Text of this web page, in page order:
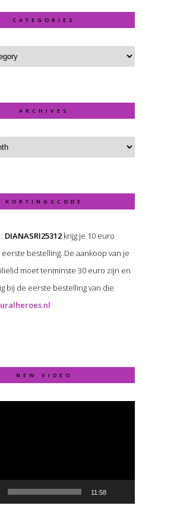
CATEGORIES
ARCHIVES
KORTINGSCODE
DIANASRI25312krijg je 10 euro
bestelling. De aankoop van je
moet tenminste 30 euro zijn en
bij de eerste bestelling van die
NEW VIDEO
11:58